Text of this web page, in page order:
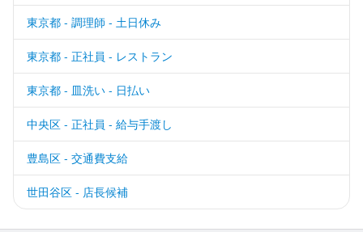
東京都 - 調理師 - 土日休み
東京都 - 正社員 - レストラン
東京都 - 皿洗い - 日払い
中央区 - 正社員 - 給与手渡し
豊島区 - 交通費支給
世田谷区 - 店長候補